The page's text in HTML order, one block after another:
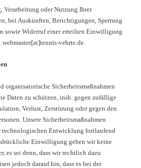
Verarbeitung oder Nutzung Ihrer
bei Auskünften, Berichtigungen, Sperrung
sowie Widerruf einer erteilten Einwilligung
vehrte.de.
organisatorische Sicherheitsmaßnahmen
Daten zu schützen, insb. gegen zufällige
Verlust, Zerstörung oder gegen den
Unsere Sicherheitsmaßnahmen
technologischen Entwicklung fortlaufend
Einwilligung geben wir keine
es sei denn, dass wir rechtlich dazu
jedoch darauf hin, dass es bei der